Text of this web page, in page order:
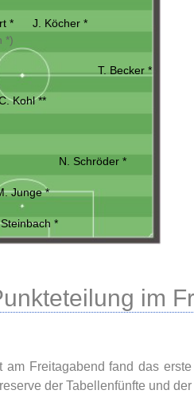
*
*)
J. Köcher *
T. Becker *
Kohl **
N. Schröder *
Junge *
*
im
am Freitagabend fand das
der Tabellenfünfte und